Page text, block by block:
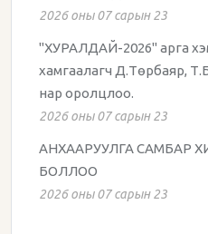
2026 оны 07 сарын 23
"ХУРАЛДАЙ-2026" арга
хамгаалагч Д.Төрбаяр,
нар оролцлоо.
2026 оны 07 сарын 23
АНХААРУУЛГА САМБАР
БОЛЛОО
2026 оны 07 сарын 23